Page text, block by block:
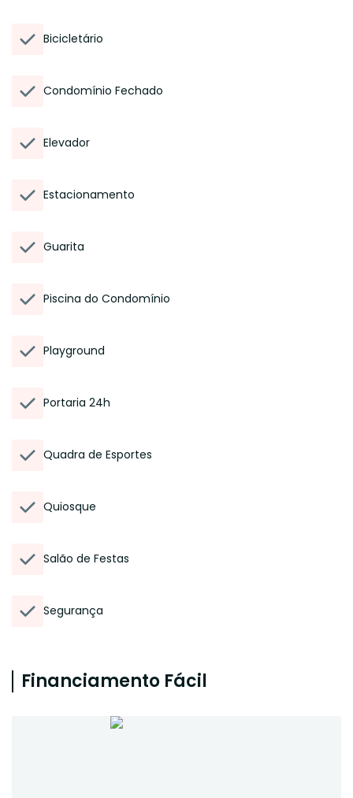
Bicicletário
Condomínio Fechado
Elevador
Estacionamento
Guarita
Piscina do Condomínio
Playground
Portaria 24h
Quadra de Esportes
Quiosque
Salão de Festas
Segurança
Financiamento Fácil